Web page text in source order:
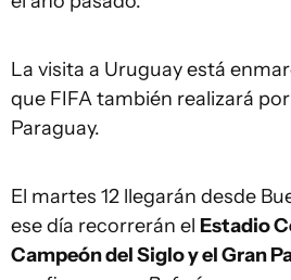
La visita a Uruguay está
que FIFA también realizará
Paraguay.
El martes 12 llegarán desde
ese día recorrerán el Estadio
Campeón del Siglo y el Gran